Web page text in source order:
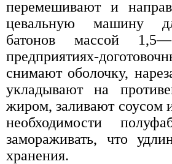
перемешивают и
цевальную машину
батонов массой
предприятиях-
снимают оболочку,
укладывают на
жиром, заливают соусом
необходимости
замораживать, что
хранения.